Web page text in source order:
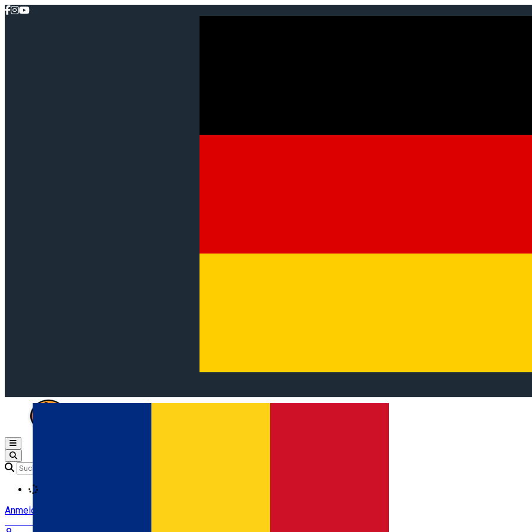
Open main menu
Anmeldung